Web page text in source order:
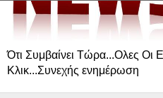
Ότι Συμβαίνει Τώρα...Ολες Οι
Κλικ...Συνεχής ενημέρωση